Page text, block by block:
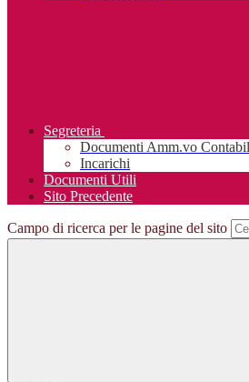
Segreteria
Documenti Amm.vo
Incarichi
Documenti Utili
Sito Precedente
Campo di ricerca per le pagine del sito